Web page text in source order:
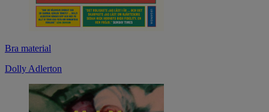
Bra material
Dolly Adlerton